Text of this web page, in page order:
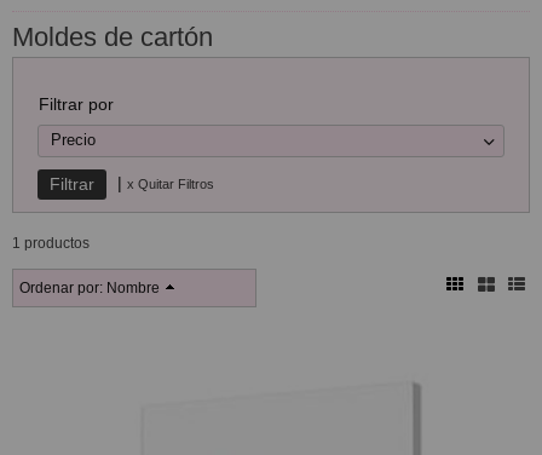
Moldes de cartón
Filtrar por
Precio
| x Quitar Filtros
1 productos
Ordenar por: Nombre